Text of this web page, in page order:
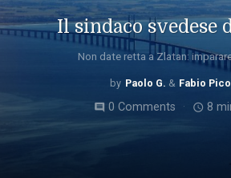
Il sindaco svedese
Non date retta a Zlatan:
Paolo G. Fabio
comment0 Comments access_time 8